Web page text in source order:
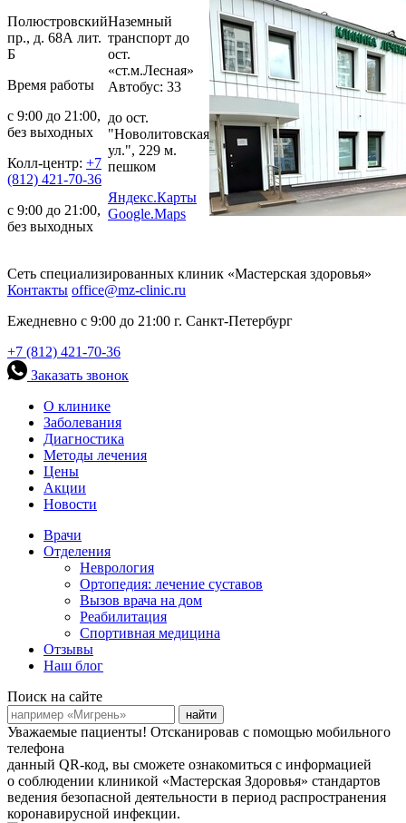
Полюстровский
пр., д. 68А лит.
Б
Время работы
с 9:00 до 21:00,
без выходных
Колл-центр: +7
(812) 421-70-36
с 9:00 до 21:00,
без выходных
Наземный
транспорт до
ост.
«ст.м.Лесная»
Автобус: 33
до ост.
"Новолитовская
ул.", 229 м.
пешком
Яндекс.Карты
Google.Maps
Сеть специализированных клиник «Мастерская здоровья»
Контакты office@mz-clinic.ru
Ежедневно с 9:00 до 21:00 г. Санкт-Петербург
+7 (812) 421-70-36
Заказать звонок
О клинике
Заболевания
Диагностика
Методы лечения
Цены
Акции
Новости
Врачи
Отделения
Неврология
Ортопедия: лечение суставов
Вызов врача на дом
Реабилитация
Спортивная медицина
Отзывы
Наш блог
Поиск на сайте
найти
Уважаемые пациенты! Отсканировав с помощью мобильного
телефона
данный QR-код, вы сможете ознакомиться с информацией
о соблюдении клиникой «Мастерская Здоровья» стандартов
ведения безопасной деятельности в период распространения
коронавирусной инфекции.